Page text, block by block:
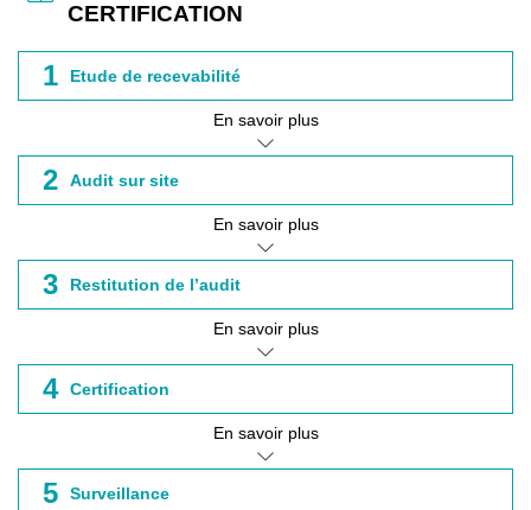
CERTIFICATION
1 Etude de recevabilité
En savoir plus
2 Audit sur site
En savoir plus
3 Restitution de l’audit
En savoir plus
4 Certification
En savoir plus
5 Surveillance